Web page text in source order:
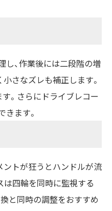
、作業後には二段階の増
さなズレも補正します。
。さらにドライブレコー
ます。
ントが狂うとハンドルが流
は四輪を同時に監視する
と同時の調整をおすすめ